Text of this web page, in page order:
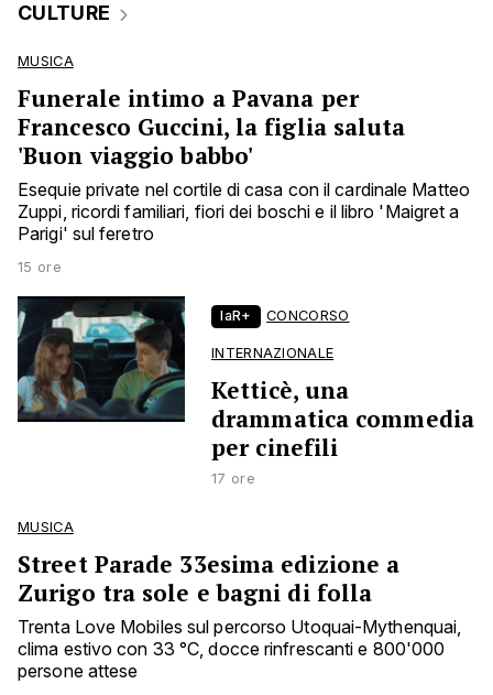
CULTURE
MUSICA
Funerale intimo a Pavana per
Francesco Guccini, la figlia saluta
'Buon viaggio babbo'
Esequie private nel cortile di casa con il cardinale Matteo
Zuppi, ricordi familiari, fiori dei boschi e il libro 'Maigret a
Parigi' sul feretro
15 ore
laR+ CONCORSO
INTERNAZIONALE
Ketticè, una
drammatica commedia
per cinefili
17 ore
MUSICA
Street Parade 33esima edizione a
Zurigo tra sole e bagni di folla
Trenta Love Mobiles sul percorso Utoquai-Mythenquai,
clima estivo con 33 °C, docce rinfrescanti e 800'000
persone attese